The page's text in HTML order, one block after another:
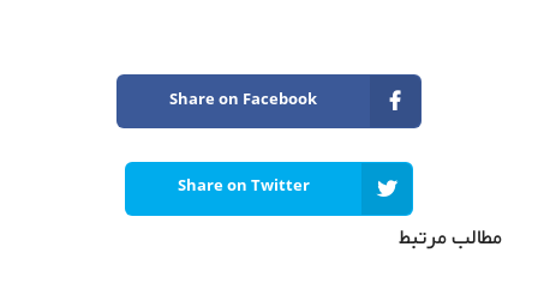
Share on Facebook
Share on Twitter
مطالب مرتبط